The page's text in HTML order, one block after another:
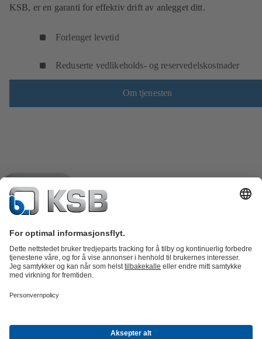
KSB, er en garanti for effektiv drift av anlegget ditt.
Forlenget levetid
Reduserte vedlikeholds- og reservedelskostnader
Om tjenesten
ProduktkatalogReservedeler
PresseCareer opportunities at KSB